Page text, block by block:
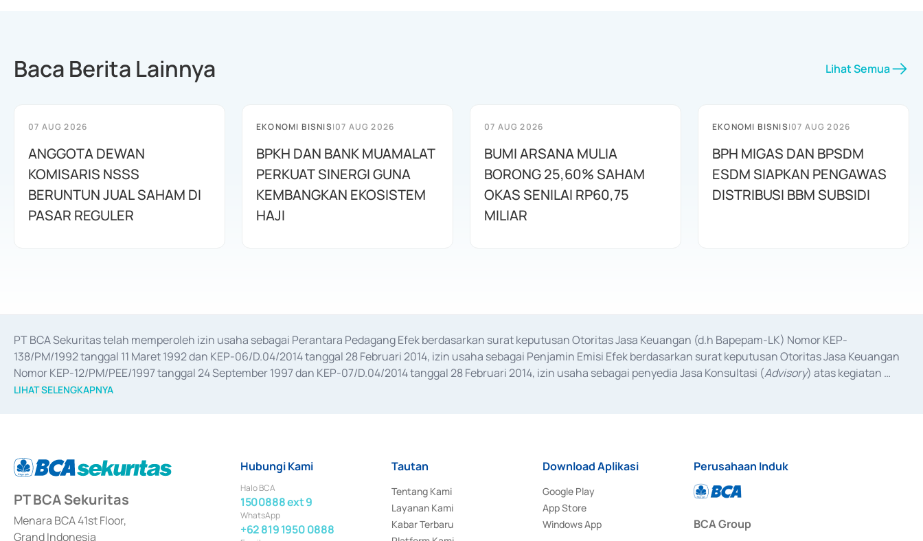
Baca Berita Lainnya Lihat Semua
07 AUG 2026
ANGGOTA DEWAN
KOMISARIS NSSS
BERUNTUN JUAL SAHAM DI
PASAR REGULER
EKONOMI BISNIS|07 AUG 2026
BPKH DAN BANK MUAMALAT
PERKUAT SINERGI GUNA
KEMBANGKAN EKOSISTEM
HAJI
07 AUG 2026
BUMI ARSANA MULIA
BORONG 25,60% SAHAM
OKAS SENILAI RP60,75
MILIAR
EKONOMI BISNIS|07 AUG 2026
BPH MIGAS DAN BPSDM
ESDM SIAPKAN PENGAWAS
DISTRIBUSI BBM SUBSIDI
PT BCA Sekuritas telah memperoleh izin usaha sebagai Perantara Pedagang Efek berdasarkan surat keputusan Otoritas Jasa Keuangan (d.h Bapepam-LK) Nomor KEP-
138/PM/1992 tanggal 11 Maret 1992 dan KEP-06/D.04/2014 tanggal 28 Februari 2014, izin usaha sebagai Penjamin Emisi Efek berdasarkan surat keputusan Otoritas Jasa Keuangan
Nomor KEP-12/PM/PEE/1997 tanggal 24 September 1997 dan KEP-07/D.04/2014 tanggal 28 Februari 2014, izin usaha sebagai penyedia Jasa Konsultasi (Advisory) atas kegiatan
merger, akuisisi, divestasi, dan
LIHAT SELENGKAPNYA
PT BCA Sekuritas
Menara BCA 41st Floor,
Grand Indonesia
Hubungi Kami
Halo BCA
1500888 ext 9
WhatsApp
+62 819 1950 0888
Tautan
Tentang Kami
Layanan Kami
Kabar Terbaru
Download Aplikasi
Google Play
App Store
Windows App
Perusahaan Induk
BCA Group